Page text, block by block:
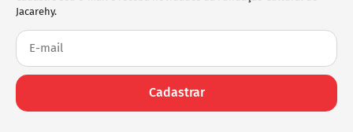
Jacarehy.
Cadastrar